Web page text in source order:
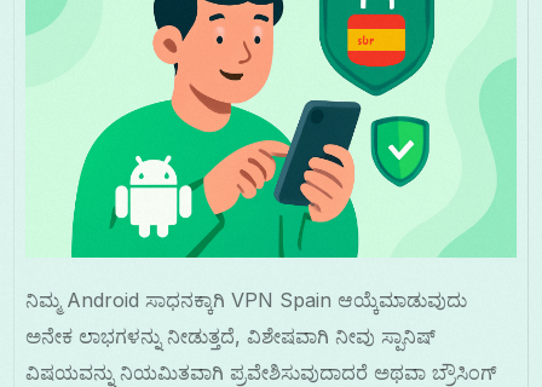
ನಿಮ್ಮ Android ಸಾಧನಕ್ಕಾಗಿ VPN Spain ಆಯ್ಕೆಮಾಡುವುದು
ಅನೇಕ ಲಾಭಗಳನ್ನು ನೀಡುತ್ತದೆ, ವಿಶೇಷವಾಗಿ ನೀವು ಸ್ಪಾನಿಷ್
ವಿಷಯವನ್ನು ನಿಯಮಿತವಾಗಿ ಪ್ರವೇಶಿಸುವುದಾದರೆ ಅಥವಾ ಬ್ರೌಸಿಂಗ್